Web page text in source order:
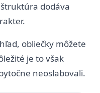
dodáva
obliečky môžete
je to však
neoslabovali.